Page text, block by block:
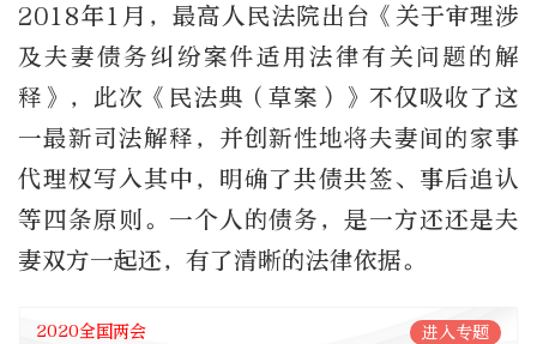
2018年1月，最高人民法院出台《关于审理涉
及夫妻债务纠纷案件适用法律有关问题的解
释》，此次《民法典（草案）》不仅吸收了这
一最新司法解释，并创新性地将夫妻间的家事
代理权写入其中，明确了共债共签、事后追认
等四条原则。一个人的债务，是一方还还是夫
妻双方一起还，有了清晰的法律依据。
2020全国两会 进入专题